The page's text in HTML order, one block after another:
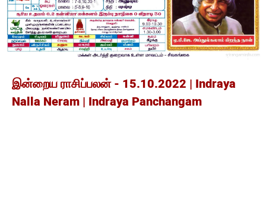
இன்றைய ராசிப்பலன் - 15.10.2022 | Indraya
Nalla Neram | Indraya Panchangam